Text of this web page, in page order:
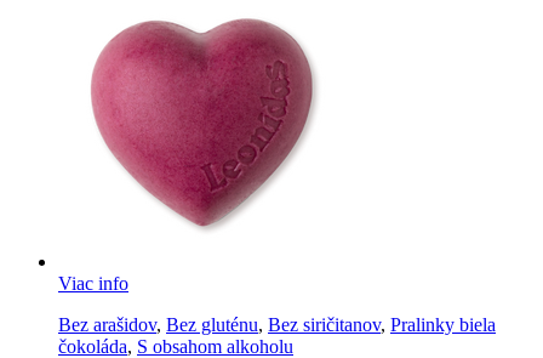
Viac info
Bez arašidov, Bez gluténu, Bez siričitanov, Pralinky biela
čokoláda, S obsahom alkoholu